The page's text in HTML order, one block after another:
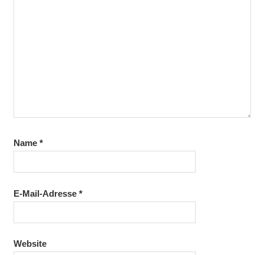
Name *
E-Mail-Adresse *
Website